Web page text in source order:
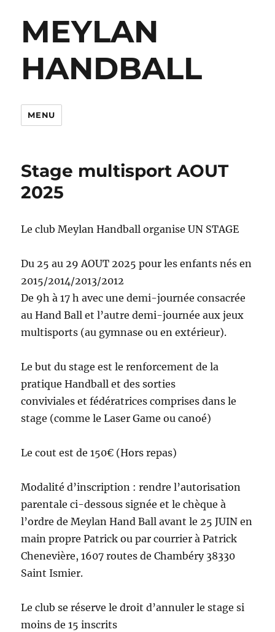
MEYLAN
HANDBALL
MENU
Stage multisport AOUT
2025
Le club Meylan Handball organise UN STAGE
Du 25 au 29 AOUT 2025 pour les enfants nés en
2015/2014/2013/2012
De 9h à 17 h avec une demi-journée consacrée
au Hand Ball et l’autre demi-journée aux jeux
multisports (au gymnase ou en extérieur).
Le but du stage est le renforcement de la
pratique Handball et des sorties
conviviales et fédératrices comprises dans le
stage (comme le Laser Game ou canoé)
Le cout est de 150€ (Hors repas)
Modalité d’inscription : rendre l’autorisation
parentale ci-dessous signée et le chèque à
l’ordre de Meylan Hand Ball avant le 25 JUIN en
main propre Patrick ou par courrier à Patrick
Chenevière, 1607 routes de Chambéry 38330
Saint Ismier.
Le club se réserve le droit d’annuler le stage si
moins de 15 inscrits